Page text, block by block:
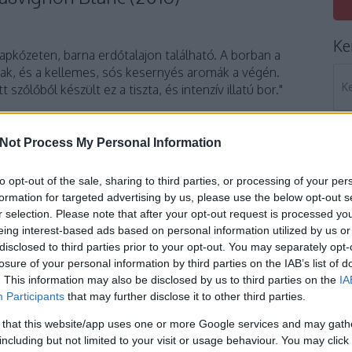
Process My Personal Information
opt-out of the sale, sharing to third parties, or processing of your
for targeted advertising by us, please use the below opt-out
selection. Please note that after your opt-out request is processed
interest-based ads based on personal information utilized by us
to third parties prior to your opt-out. You may separately
of your personal information by third parties on the IAB’s list of
This information may also be disclosed by us to third parties on the
Participants that may further disclose it to other third parties.
that this website/app uses one or more Google services and may
but not limited to your visit or usage behaviour. You may
barna erdőtalajon található. A borban a
és a kellemes, sós kesernyés aromák a végén.
készült ez a tiszta, és intenzív illatú bor."
Olaszrizling 2015
igényli a termőföld ásványianyag-tartalmát. Ahol
él meg, vagy nagyon rosszul terem. Tudvalévő,
bazalt-tufás talajon az olaszrizling
2015 és Szent Tamás Furmint 2015
összetett ásványi anyag összetételt
magas komplexitású borokban mutatkozik meg. A